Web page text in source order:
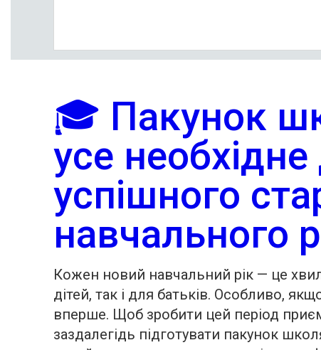
🎓 Пакунок
усе
успішного
навчального
Кожен новий навчальний рік — це
дітей, так і для батьків. Особливо,
вперше. Щоб зробити цей період
заздалегідь підготувати пакунок